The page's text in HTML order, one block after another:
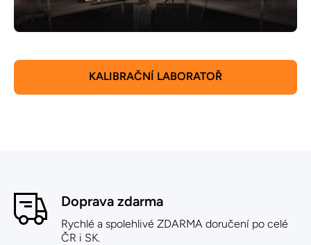
KALIBRAČNÍ LABORATOŘ
Doprava zdarma
Rychlé a spolehlivé ZDARMA doručení po celé
ČR i SK.